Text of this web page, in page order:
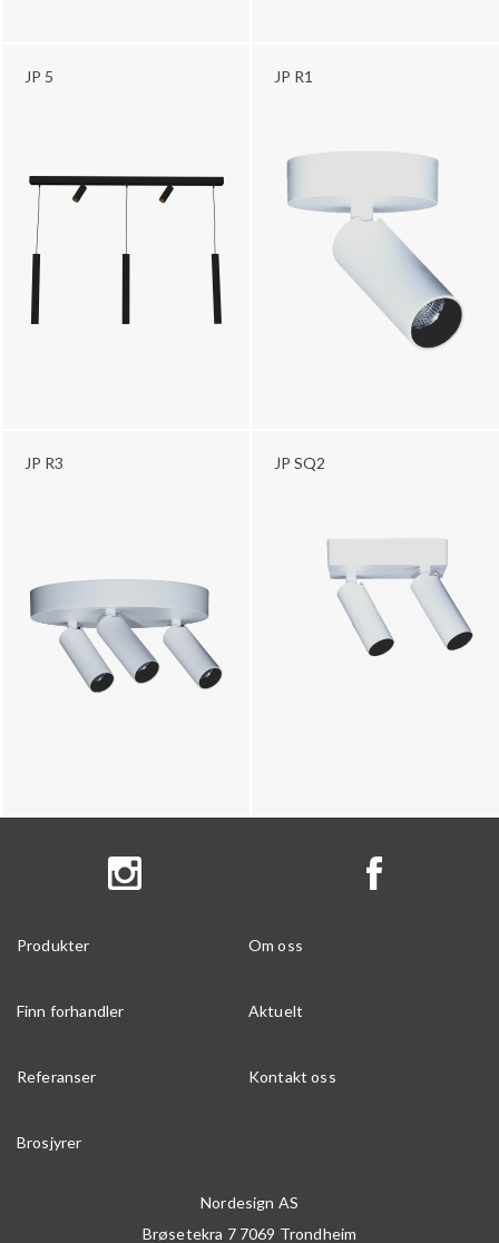
JP 5 JP R1
JP R3 JP SQ2
Produkter Om oss
Finn forhandler Aktuelt
Referanser Kontakt oss
Brosjyrer
Nordesign AS
Brøsetekra 7 7069 Trondheim